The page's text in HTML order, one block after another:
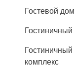
Гостевой
комплекс